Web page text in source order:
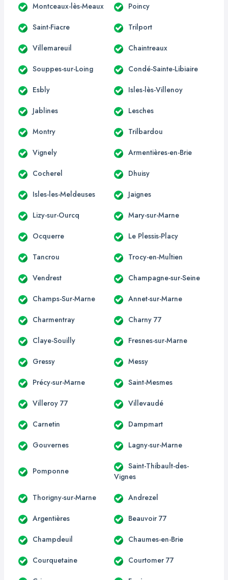
Montceaux-lès-Meaux Poincy
Saint-Fiacre Trilport
Villemareuil Chaintreaux
Souppes-sur-Loing Condé-Sainte-Libiaire
Esbly Isles-lès-Villenoy
Jablines Lesches
Montry Trilbardou
Vignely Armentières-en-Brie
Cocherel Dhuisy
Isles-les-Meldeuses Jaignes
Lizy-sur-Ourcq Mary-sur-Marne
Ocquerre Le Plessis-Placy
Tancrou Trocy-en-Multien
Vendrest Champagne-sur-Seine
Champs-Sur-Marne Annet-sur-Marne
Charmentray Charny 77
Claye-Souilly Fresnes-sur-Marne
Gressy Messy
Précy-sur-Marne Saint-Mesmes
Villeroy 77 Villevaudé
Carnetin Dampmart
Gouvernes Lagny-sur-Marne
Pomponne
Saint-Thibault-des-
Vignes
Thorigny-sur-Marne Andrezel
Argentières Beauvoir 77
Champdeuil Chaumes-en-Brie
Courquetaine Courtomer 77